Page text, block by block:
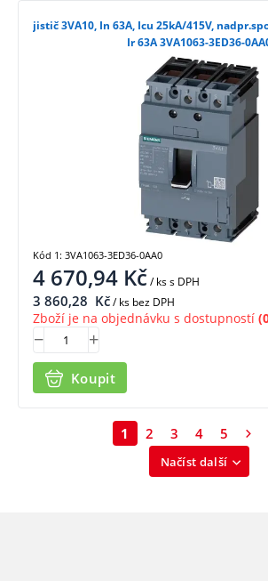
jistič 3VA10, In 63A, Icu 25kA/415V,
Ir 63A 3VA1063-3ED36-
4 670,94 Kč/ kss DPH
3 860,28 Kč/ ks bez DPH
Zboží je na objednávku s dostupností
Koupit
Kód 1: 3VA1063-3ED36-0AA0
Načíst další
1 2 3 4 5